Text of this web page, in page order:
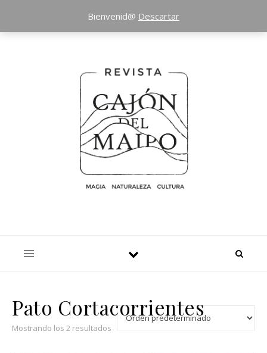
Pato Cortacorrientes
Mostrando los 2 resultados
Bienvenid@ Descartar